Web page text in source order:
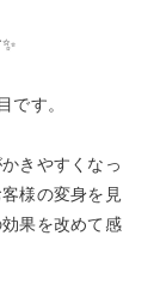
です。
きやすくなっ
様の変身を見
果を改めて感